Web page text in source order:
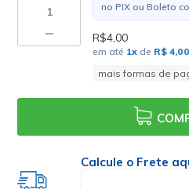
no PIX ou Boleto
R$4,00
em até 1x de R$ 4,00
mais formas de
Calcule o Frete